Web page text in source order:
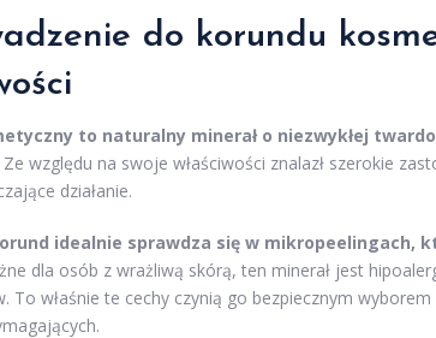
do korundu
to naturalny minerał o niezwykłej
Ze względu na swoje właściwości znalazł szerokie
działanie.
idealnie sprawdza się w mikropeelingach,
dla osób z wrażliwą skórą, ten minerał jest
To właśnie te cechy czynią go bezpiecznym